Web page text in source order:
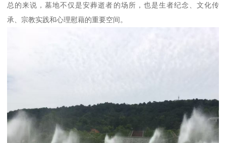
总的来说，墓地不仅是安葬逝者的场所，也是生者纪念、文化传
承、宗教实践和心理慰藉的重要空间。